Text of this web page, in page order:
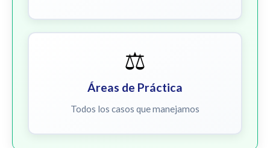
⚖️
Áreas de Práctica
Todos los casos que manejamos